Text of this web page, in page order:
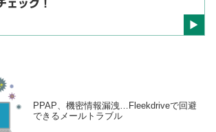
ェック！
PPAP、機密情報漏洩…Fleekdriveで回避
できるメールトラブル